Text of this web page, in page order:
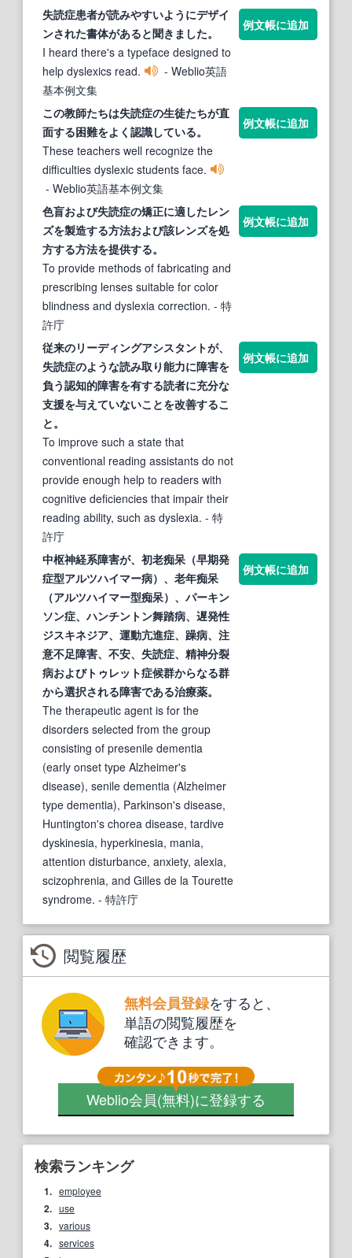
失読症患者が読みやすいようにデザイ
ンされた書体があると聞きました。
I heard there's a typeface designed to
help dyslexics read.
- Weblio英語
基本例文集
例文帳に追加
この教師たちは失読症の生徒たちが直
面する困難をよく認識している。
These teachers well recognize the
difficulties dyslexic students face.
- Weblio英語基本例文集
例文帳に追加
色盲および失読症の矯正に適したレン
ズを製造する方法および該レンズを処
方する方法を提供する。
To provide methods of fabricating and
prescribing lenses suitable for color
blindness and dyslexia correction. - 特
許庁
例文帳に追加
従来のリーディングアシスタントが、
失読症のような読み取り能力に障害を
負う認知的障害を有する読者に充分な
支援を与えていないことを改善するこ
と。
To improve such a state that
conventional reading assistants do not
provide enough help to readers with
cognitive deficiencies that impair their
reading ability, such as dyslexia. - 特
許庁
例文帳に追加
中枢神経系障害が、初老痴呆（早期発
症型アルツハイマー病）、老年痴呆
（アルツハイマー型痴呆）、パーキン
ソン症、ハンチントン舞踏病、遅発性
ジスキネジア、運動亢進症、躁病、注
意不足障害、不安、 失読症、精神分裂
病およびトゥレット症候群からなる群
から選択される障害である治療薬。
The therapeutic agent is for the
disorders selected from the group
consisting of presenile dementia
(early onset type Alzheimer's
disease), senile dementia (Alzheimer
type dementia), Parkinson's disease,
Huntington's chorea disease, tardive
dyskinesia, hyperkinesia, mania,
attention disturbance, anxiety, alexia,
scizophrenia, and Gilles de la Tourette
syndrome. - 特許庁
例文帳に追加
閲覧履歴
無料会員登録をすると、
単語の閲覧履歴を
確認できます。
Weblio会員(無料)に登録する
検索ランキング
1. employee
2. use
3. various
4. services